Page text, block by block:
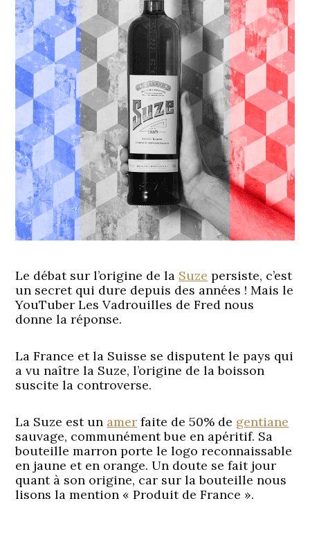
Le débat sur l’origine de la Suze persiste, c’est
un secret qui dure depuis des années ! Mais le
YouTuber Les Vadrouilles de Fred nous
donne la réponse.
La France et la Suisse se disputent le pays qui
a vu naître la Suze, l’origine de la boisson
suscite la controverse.
La Suze est un amer faite de 50% de gentiane
sauvage, communément bue en apéritif. Sa
bouteille marron porte le logo reconnaissable
en jaune et en orange. Un doute se fait jour
quant à son origine, car sur la bouteille nous
lisons la mention « Produit de France ».